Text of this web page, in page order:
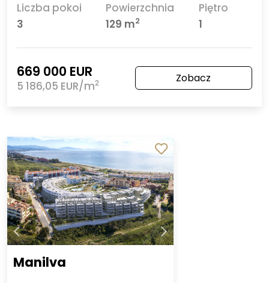
Liczba pokoi
3
Powierzchnia
129 m2
Piętro
1
669 000 EUR
5 186,05 EUR/m2 Zobacz
Manilva